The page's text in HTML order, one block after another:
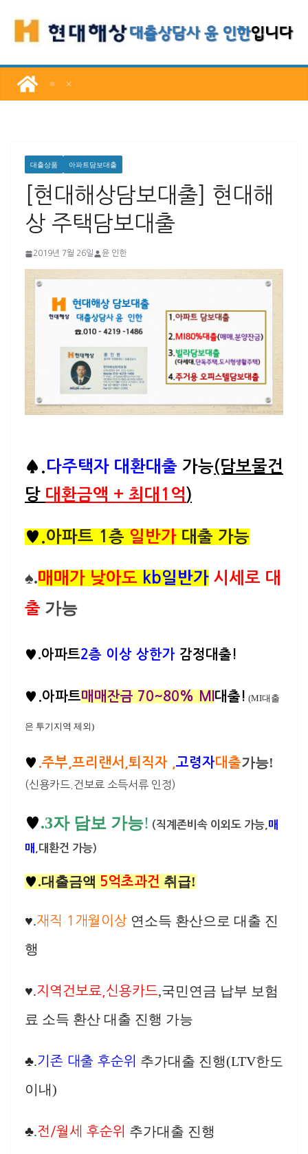
로
너
대출상품 아파트담보대출
[현대해상담보대출] 현대해
상 주택담보대출
2019년 7월 26일 윤 인한
♠.다주택자 대환대출 가능(담보물건
당 대환금액 + 최대1억 )
♥ .아파트 1층 일반가 대출 가능
♠.매매가 낮아도 kb일반가 시세로 대
출 가능
♥ .아파트2층 이상 상한가 감정대출!
♥. 아파트매매잔금 70~80% MI 대출! (MI대출
은 투기지역 제외)
♥ .주부,프리랜서,퇴직자 , 고령자대출가능!
(신용카드.건보료 소득서류 인정)
♥.3자 담보 가능! (직계존비속 이외도 가능, 매
매 ,대환건 가능)
♥ .대출금액 5억초과건 취급!
♥.재직 1개월이상 연소득 환산으로 대출 진
행
♥.지역건보료,신용카드,국민연금 납부 보험
료 소득 환산 대출 진행 가능
♣.기존 대출 후순위 추가대출 진행(LTV한도
이내)
♣.전/월세 후순위 추가대출 진행